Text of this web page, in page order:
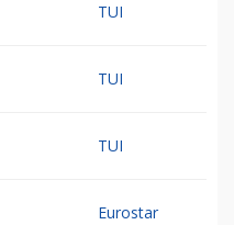
TUI
TUI
TUI
Eurostar